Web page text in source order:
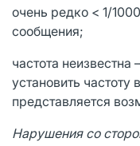
очень редко < 1/
сообщения;
частота
установить частоту
представляется
Нарушения со